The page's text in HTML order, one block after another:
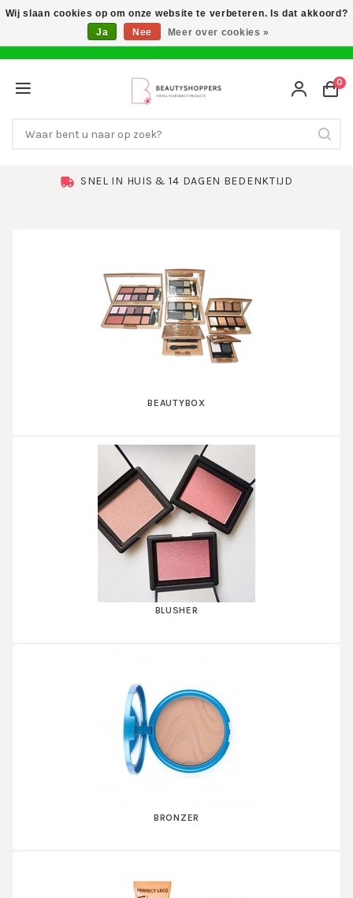
SNEL IN HUIS & 14 DAGEN BEDENKTIJD
0
BEAUTYBOX
BLUSHER
BRONZER
Wij slaan cookies op om onze website te verbeteren. Is dat akkoord?
Ja
Nee Meer over cookies »